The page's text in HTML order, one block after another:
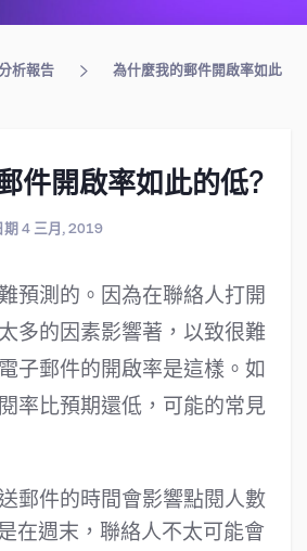
析報告
為什麼我的郵件開啟率如此
件開啟率如此的低?
期 4 三月, 2019
預測的。因為在聯絡人打開
多的因素影響著，以致很難
子郵件的開啟率是這樣。如
率比預期還低，可能的常見
郵件的時間會影響點閱人數
在週末，聯絡人不太可能會